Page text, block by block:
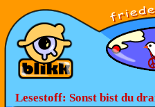
Lesestoff: Sonst bist du